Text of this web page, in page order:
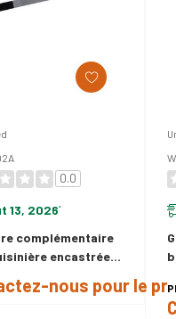
0.0
13, 2026*
complémentaire
encastrée
nous pour le